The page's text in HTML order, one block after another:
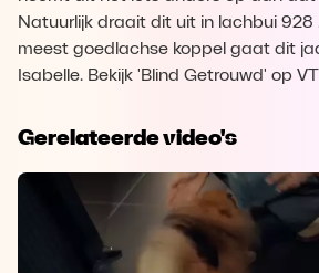
Natuurlijk draait dit uit in lachbui 928
meest goedlachse koppel gaat dit
Isabelle. Bekijk 'Blind Getrouwd' op
Gerelateerde video's